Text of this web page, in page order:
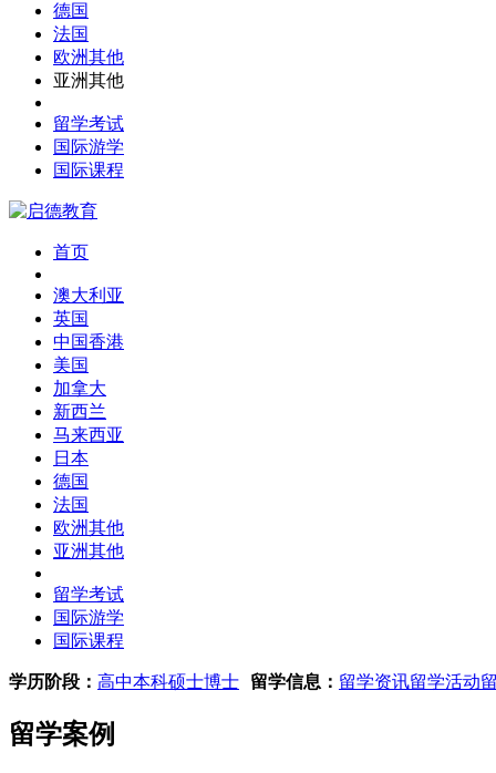
德国
法国
欧洲其他
亚洲其他
留学考试
国际游学
国际课程
首页
澳大利亚
英国
中国香港
美国
加拿大
新西兰
马来西亚
日本
德国
法国
欧洲其他
亚洲其他
留学考试
国际游学
国际课程
学历阶段： 高中本科硕士博士 留学信息： 留学资讯留学活动
留学案例